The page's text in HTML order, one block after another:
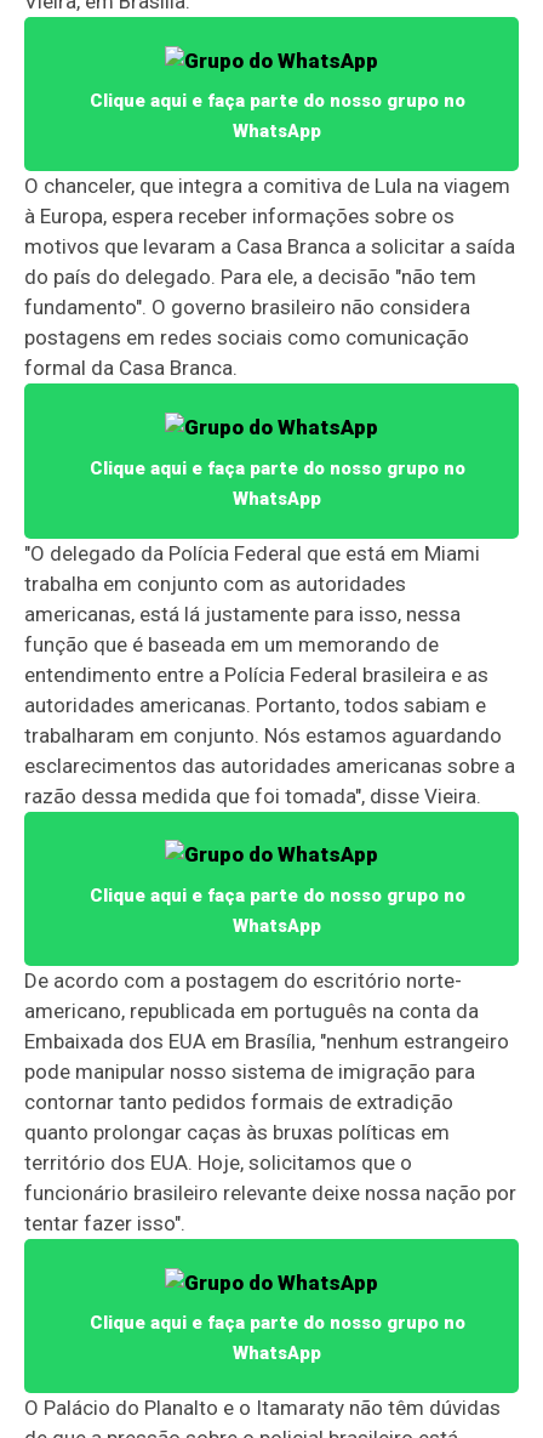
Clique aqui e faça parte do nosso grupo no
WhatsApp
O chanceler, que integra a comitiva de Lula na viagem
à Europa, espera receber informações sobre os
motivos que levaram a Casa Branca a solicitar a saída
do país do delegado. Para ele, a decisão "não tem
fundamento". O governo brasileiro não considera
postagens em redes sociais como comunicação
formal da Casa Branca.
Clique aqui e faça parte do nosso grupo no
WhatsApp
"O delegado da Polícia Federal que está em Miami
trabalha em conjunto com as autoridades
americanas, está lá justamente para isso, nessa
função que é baseada em um memorando de
entendimento entre a Polícia Federal brasileira e as
autoridades americanas. Portanto, todos sabiam e
trabalharam em conjunto. Nós estamos aguardando
esclarecimentos das autoridades americanas sobre a
razão dessa medida que foi tomada", disse Vieira.
Clique aqui e faça parte do nosso grupo no
WhatsApp
De acordo com a postagem do escritório norte-
americano, republicada em português na conta da
Embaixada dos EUA em Brasília, "nenhum estrangeiro
pode manipular nosso sistema de imigração para
contornar tanto pedidos formais de extradição
quanto prolongar caças às bruxas políticas em
território dos EUA. Hoje, solicitamos que o
funcionário brasileiro relevante deixe nossa nação por
tentar fazer isso".
Clique aqui e faça parte do nosso grupo no
WhatsApp
O Palácio do Planalto e o Itamaraty não têm dúvidas